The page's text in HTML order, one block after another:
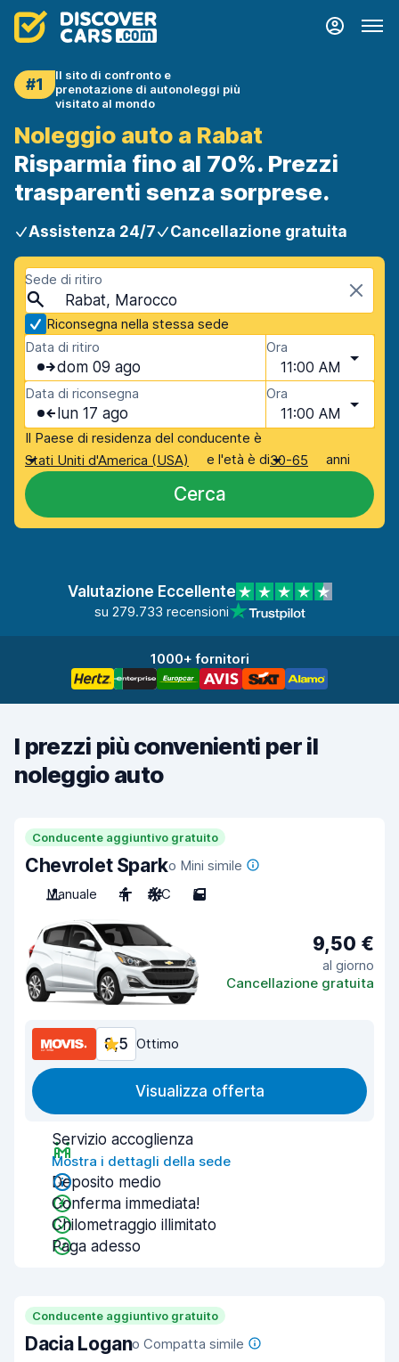
#1
Il sito di confronto e
prenotazione di autonoleggi più
visitato al mondo
Noleggio auto a Rabat
Risparmia fino al 70%. Prezzi
trasparenti senza sorprese.
Assistenza 24/7 Cancellazione gratuita
Sede di ritiro
Rabat, Marocco
Riconsegna nella stessa sede
Data di ritiro
dom 09 ago
Ora
11:00 AM
Data di riconsegna
lun 17 ago
Ora
11:00 AM
Il Paese di residenza del conducente è
Stati Uniti d'America (USA)
e l'età è di30-65 anni
Cerca
Valutazione Eccellente
su 279.733 recensioni
1000+ fornitori
I prezzi più convenienti per il
noleggio auto
Conducente aggiuntivo gratuito
Chevrolet Sparko Mini simile
Manuale
4 A/C 5
9,50 €
al giorno
Cancellazione gratuita
8,5 Ottimo
Visualizza offerta
Servizio accoglienza
Mostra i dettagli della sede
Deposito medio
Conferma immediata!
Chilometraggio illimitato
Paga adesso
Conducente aggiuntivo gratuito
Dacia Logano Compatta simile